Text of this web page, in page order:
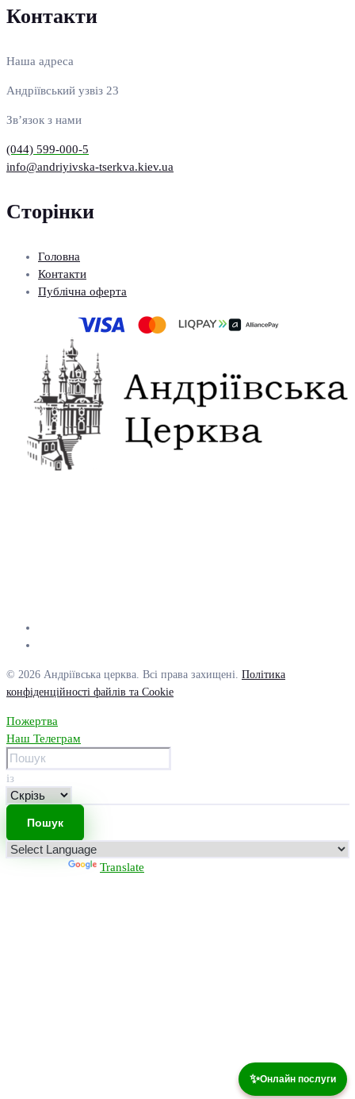
✨Онлайн послуги
Контакти
Наша адреса
Андріївський узвіз 23
Зв’язок з нами
(044) 599-000-5
info@andriyivska-tserkva.kiev.ua
Сторінки
Головна
Контакти
Публічна оферта
© 2026 Андріївська церква. Всі права захищені. Політика
конфіденційності файлів та Cookie
Пожертва
Наш Телеграм
із
Translate